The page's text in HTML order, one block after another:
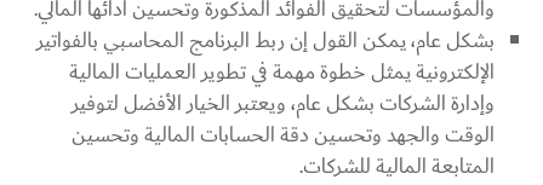
والمؤسسات لتحقيق الفوائد المذكورة وتحسين أدائها المالي.
بشكل عام، يمكن القول إن ربط البرنامج المحاسبي بالفواتير
الإلكترونية يمثل خطوة مهمة في تطوير العمليات المالية
وإدارة الشركات بشكل عام، ويعتبر الخيار الأفضل لتوفير
الوقت والجهد وتحسين دقة الحسابات المالية وتحسين
المتابعة المالية للشركات.